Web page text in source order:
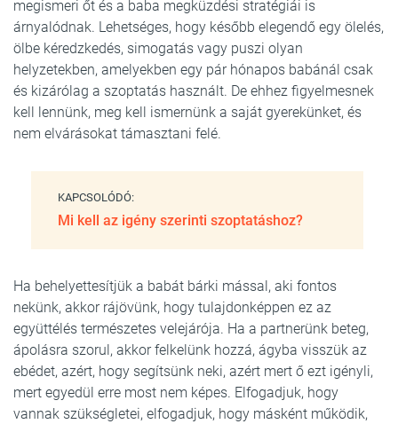
megismeri őt és a baba megküzdési stratégiái is
árnyalódnak. Lehetséges, hogy később elegendő egy ölelés,
ölbe kéredzkedés, simogatás vagy puszi olyan
helyzetekben, amelyekben egy pár hónapos babánál csak
és kizárólag a szoptatás használt. De ehhez figyelmesnek
kell lennünk, meg kell ismernünk a saját gyerekünket, és
nem elvárásokat támasztani felé.
KAPCSOLÓDÓ:
Mi kell az igény szerinti szoptatáshoz?
Ha behelyettesítjük a babát bárki mással, aki fontos
nekünk, akkor rájövünk, hogy tulajdonképpen ez az
együttélés természetes velejárója. Ha a partnerünk beteg,
ápolásra szorul, akkor felkelünk hozzá, ágyba visszük az
ebédet, azért, hogy segítsünk neki, azért mert ő ezt igényli,
mert egyedül erre most nem képes. Elfogadjuk, hogy
vannak szükségletei, elfogadjuk, hogy másként működik,